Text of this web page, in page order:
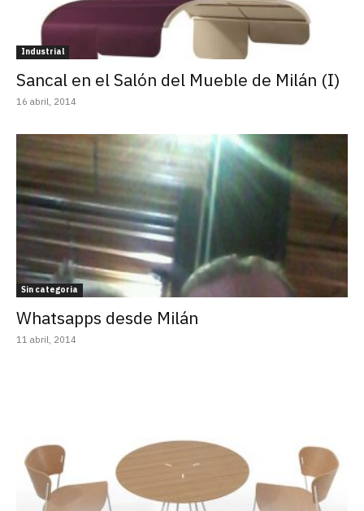
Industrial
Sancal en el Salón del Mueble de Milán (I)
16 abril, 2014
Sin categoria
Whatsapps desde Milán
11 abril, 2014